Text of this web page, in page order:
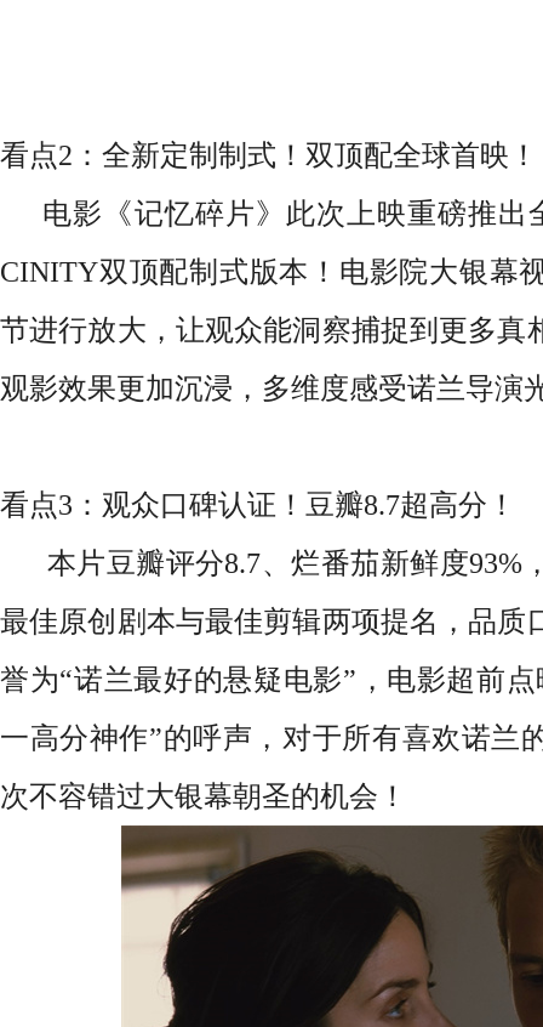
看点2：全新定制制式！双顶配全球首映！
电影《记忆碎片》此次上映重磅推
CINITY双顶配制式版本！电影院大银幕
节进行放大，让观众能洞察捕捉到更多真
观影效果更加沉浸，多维度感受诺兰导演
看点3：观众口碑认证！豆瓣8.7超高分！
本片豆瓣评分8.7、烂番茄新鲜度93%
最佳原创剧本与最佳剪辑两项提名，品质
誉为“诺兰最好的悬疑电影”，电影超前
一高分神作”的呼声，对于所有喜欢诺兰
次不容错过大银幕朝圣的机会！